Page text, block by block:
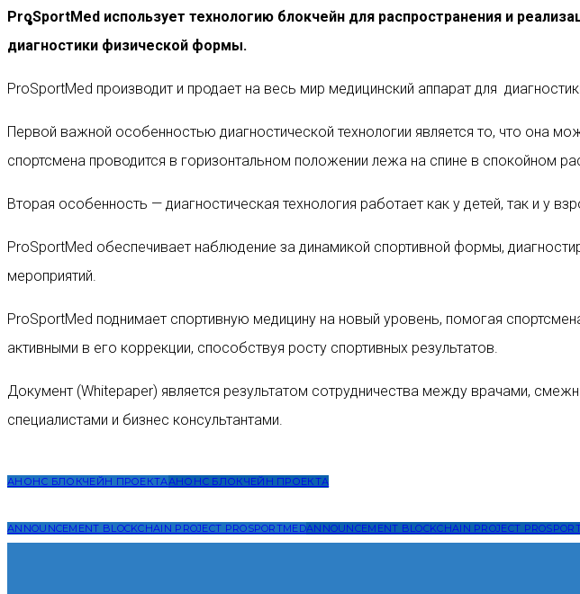
Blockchain
ProSportMed использует технологию блокчейн для распространения и
диагностики физической формы.
ProSportMed производит и продает на весь мир медицинский аппарат для
Первой важной особенностью диагностической технологии является то, что она
спортсмена проводится в горизонтальном положении лежа на спине в спокойном
Вторая особенность — диагностическая технология работает как у детей, так и у
ProSportMed обеспечивает наблюдение за динамикой спортивной формы,
мероприятий.
ProSportMed поднимает спортивную медицину на новый уровень, помогая
активными в его коррекции, способствуя росту спортивных результатов.
Документ (Whitepaper) является результатом сотрудничества между врачами,
специалистами и бизнес консультантами.
АНОНС БЛОКЧЕЙН ПРОЕКТААНОНС БЛОКЧЕЙН ПРОЕКТА
ANNOUNCEMENT BLOCKCHAIN PROJECT PROSPORTMEDANNOUNCEMENT BLOCKCHAIN PROJECT